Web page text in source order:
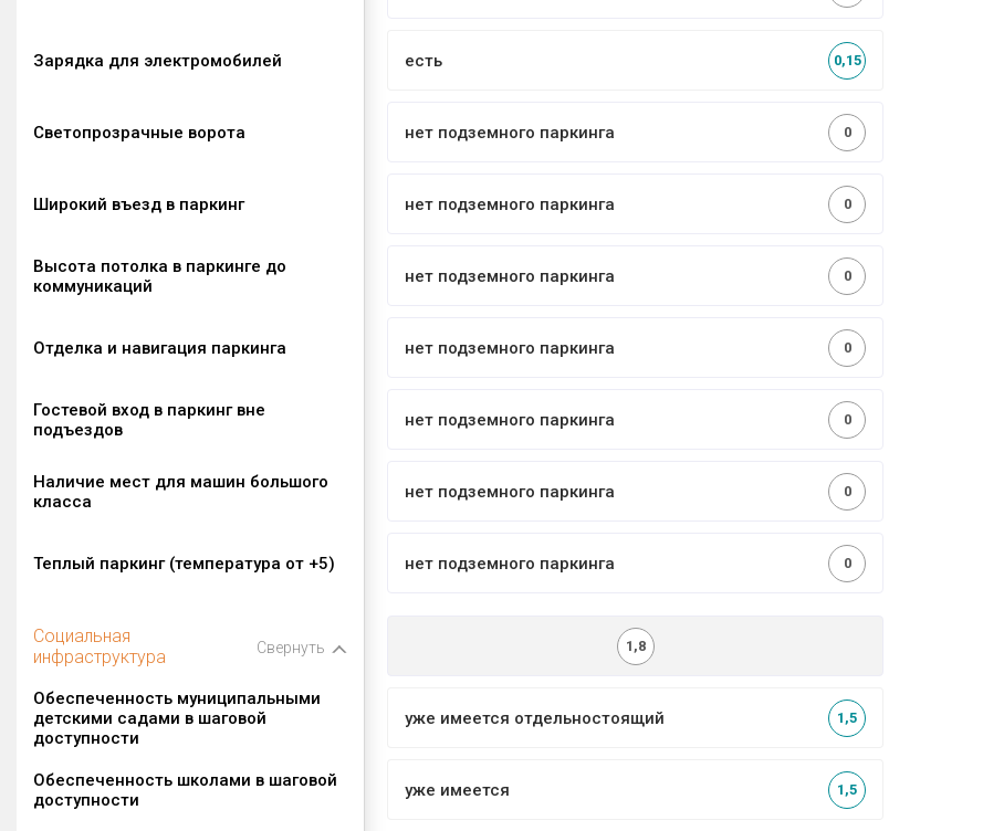
Зарядка для электромобилей есть 0,15
Светопрозрачные ворота нет подземного паркинга 0
Широкий въезд в паркинг нет подземного паркинга 0
Высота потолка в паркинге до
коммуникаций
нет подземного паркинга 0
Отделка и навигация паркинга нет подземного паркинга 0
Гостевой вход в паркинг вне
подъездов
нет подземного паркинга 0
Наличие мест для машин большого
класса
нет подземного паркинга 0
Теплый паркинг (температура от +5) нет подземного паркинга 0
Социальная
инфраструктура
Свернуть 1,8
Обеспеченность муниципальными
детскими садами в шаговой
доступности
уже имеется отдельностоящий 1,5
Обеспеченность школами в шаговой
доступности
уже имеется 1,5